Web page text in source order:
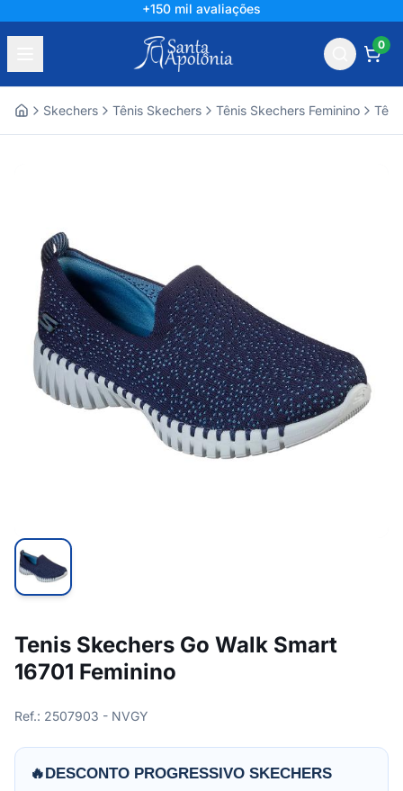
+150 mil avaliações
0
Skechers Tênis Skechers Tênis Skechers Feminino
Tenis Skechers Go Walk Smart
16701 Feminino
Ref.: 2507903 - NVGY
🔥DESCONTO PROGRESSIVO SKECHERS